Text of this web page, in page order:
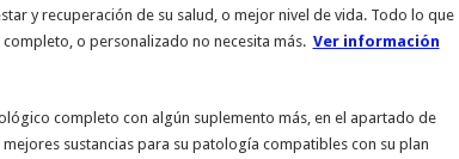
y recuperación de su salud, o mejor nivel de vida. Todo lo que
o personalizado no necesita más. Ver información
completo con algún suplemento más, en el apartado de
sustancias para su patología compatibles con su plan